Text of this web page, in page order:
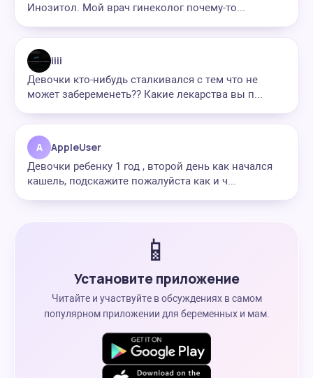
Инозитол. Мой врач гинеколог почему-то...
iiii
Девочки кто-нибудь сталкивался с тем что не
может забеременеть?? Какие лекарства вы п...
A AppleUser
Девочки ребенку 1 год , второй день как начался
кашель, подскажите пожалуйста как и ч...
📱
Установите приложение
Читайте и участвуйте в обсуждениях в самом
популярном приложении для беременных и мам.